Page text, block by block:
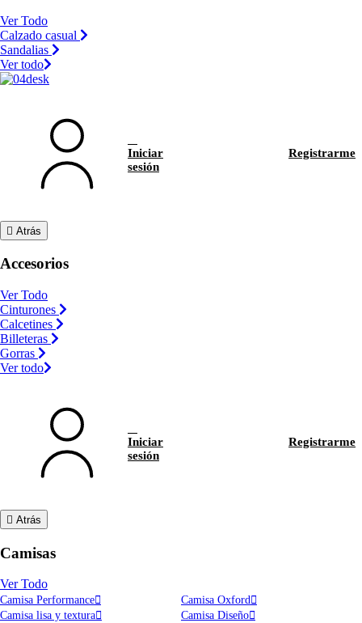
Ver Todo
Calzado casual
Sandalias
Ver todo
Iniciar
sesión
Registrarme
Atrás
Accesorios
Ver Todo
Cinturones
Calcetines
Billeteras
Gorras
Ver todo
Iniciar
sesión
Registrarme
Atrás
Camisas
Ver Todo
Camisa Performance
Camisa Oxford
Camisa lisa y textura
Camisa Diseño